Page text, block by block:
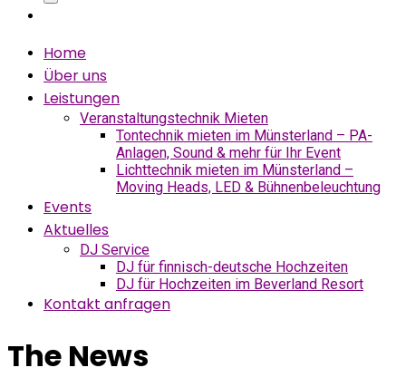
Home
Über uns
Leistungen
Veranstaltungstechnik Mieten
Tontechnik mieten im Münsterland – PA-
Anlagen, Sound & mehr für Ihr Event
Lichttechnik mieten im Münsterland –
Moving Heads, LED & Bühnenbeleuchtung
Events
Aktuelles
DJ Service
DJ für finnisch-deutsche Hochzeiten
DJ für Hochzeiten im Beverland Resort
Kontakt anfragen
The News